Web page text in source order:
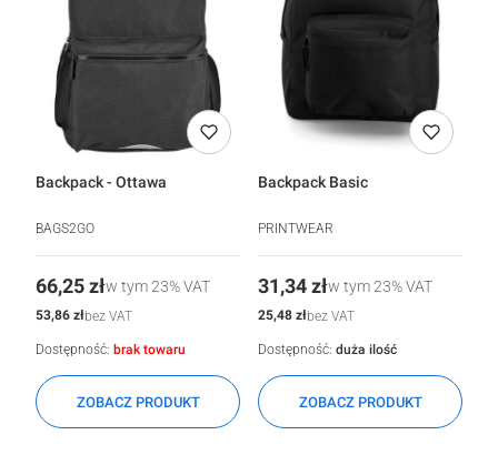
Backpack - Ottawa
BAGS2GO
Cena
66,25 złw tym23%VAT
Cena
53,86 złbez VAT
ZOBACZ PRODUKT
Dostępność: brak towaru
Backpack Basic
PRINTWEAR
Cena
31,34 złw tym23%VAT
Cena
25,48 złbez VAT
ZOBACZ PRODUKT
Dostępność: duża ilość